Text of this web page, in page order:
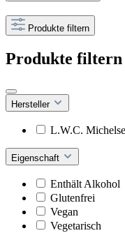
Produkte filtern
Produkte filtern
Hersteller
L.W.C.
Eigenschaft
Enthält Alkohol
Glutenfrei
Vegan
Vegetarisch